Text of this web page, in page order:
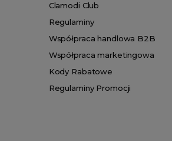
Clamodi Club
Regulaminy
Współpraca handlowa B2B
Współpraca marketingowa
Kody Rabatowe
Regulaminy Promocji